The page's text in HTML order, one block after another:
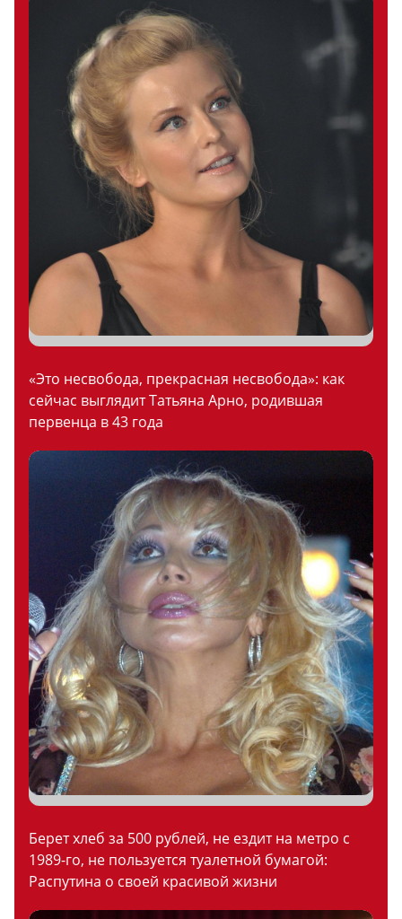
«Это несвобода, прекрасная несвобода»: как
сейчас выглядит Татьяна Арно, родившая
первенца в 43 года
Берет хлеб за 500 рублей, не ездит на метро с
1989-го, не пользуется туалетной бумагой:
Распутина о своей красивой жизни